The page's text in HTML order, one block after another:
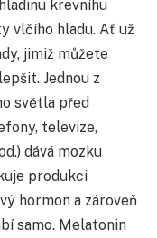
krevníhu
vlčího hladu. Ať už
jimiž můžete
Jednou z
světla před
televize,
dává mozku
produkci
hormon a zároveň
samo. Melatonin